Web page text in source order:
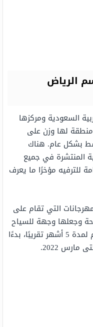
الرياض
السعودية ومركزها
منطقة لها وزن على
بشكل عام. هناك
المنتشرة في جميع
للترفيه مؤخرًا ما يعرف
التي تقام على
وجعلها وجهة للسياح
من جميع أنحاء العالم. سيستمر الموسم لمدة 5 أشهر تقريبًا، بدءًا